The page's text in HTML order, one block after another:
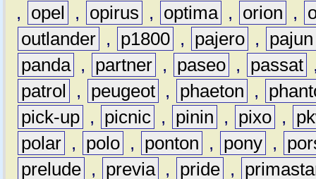
,
opel , opirus , optima , orion ,
outlander , p1800 , pajero ,
pajun
panda , partner , paseo , passat
patrol
, peugeot , phaeton ,
pick-up , picnic , pinin , pixo ,
polar , polo , ponton , pony ,
prelude , previa , pride ,